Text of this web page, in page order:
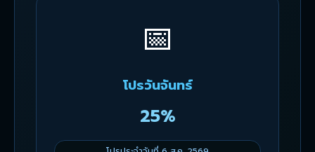
📅
โปรวันจันทร์
25%